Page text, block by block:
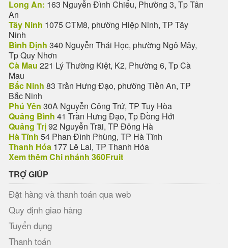
Long An: 163 Nguyễn Đình Chiểu, Phường 3, Tp Tân
An
Tây Ninh 1075 CTM8, phường Hiệp Ninh, TP Tây
Ninh
Bình Định 340 Nguyễn Thái Học, phường Ngô Mây,
Tp Quy Nhơn
Cà Mau 221 Lý Thường Kiệt, K2, Phường 6, Tp Cà
Mau
Bắc Ninh 83 Trần Hưng Đạo, phường Tiền An, TP
Bắc Ninh
Phú Yên 30A Nguyễn Công Trứ, TP Tuy Hòa
Quảng Bình 41 Trần Hưng Đạo, Tp Đồng Hới
Quảng Trị92 Nguyễn Trãi, TP Đông Hà
Hà Tĩnh 54 Phan Đình Phùng, TP Hà Tĩnh
Thanh Hóa 177 Lê Lai, TP Thanh Hóa
Xem thêm Chi nhánh 360Fruit
TRỢ GIÚP
Đặt hàng và thanh toán qua web
Quy định giao hàng
Tuyển dụng
Thanh toán